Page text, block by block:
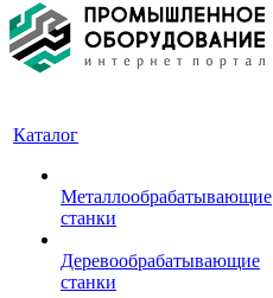
Каталог
Металлообрабатывающие
станки
Деревообрабатывающие
станки